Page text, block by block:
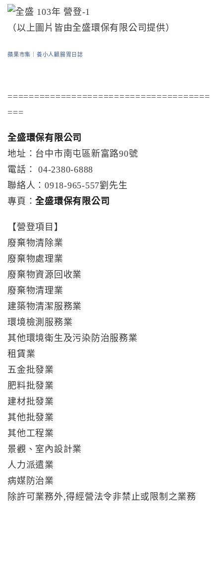
（以上圖片皆由全盛環保有限公司提供）
蘋果市集｜養小人顧腸胃日誌
======================================
===
全盛環保有限公司
地址：台中市南屯區新富路90號
電話： 04-2380-6888
聯絡人：0918-965-557劉先生
專頁：全盛環保有限公司
【營登項目】
廢棄物清除業
廢棄物處理業
廢棄物資源回收業
廢棄物清理業
建築物清潔服務業
環境檢測服務業
其他環境衛生及污染防治服務業
租賃業
五金批發業
肥料批發業
建材批發業
其他批發業
其他工程業
景觀、室內設計業
人力派遣業
病媒防治業
除許可業務外,得經營法令非禁止或限制之業務